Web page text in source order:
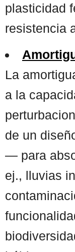
plasticidad
resistencia
La
a la
de un
— para
ej., lluvias